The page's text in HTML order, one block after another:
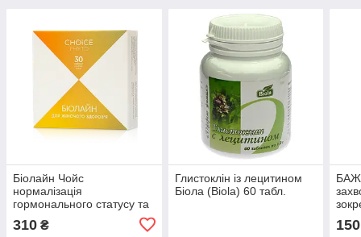
Біолайн Чойс
нормалізація
гормонального статусу та
роботи жіночих статевих
залоз CHOICE 30 капсул
310 ₴
Глистоклін із лецитином
Біола (Biola) 60 табл.
БАЖ
100
150